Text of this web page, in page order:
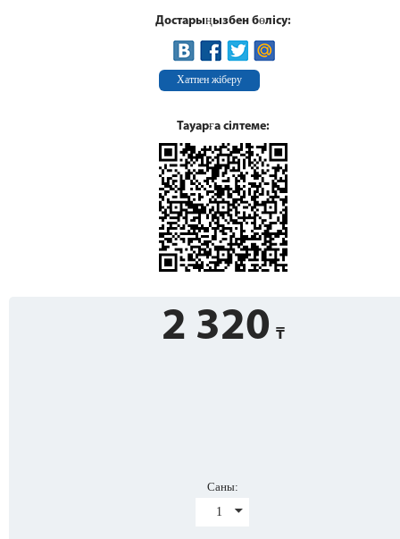
Достарыңызбен бөлісу:
Хатпен жіберу
Тауарға сілтеме:
2 320
Саны:
1